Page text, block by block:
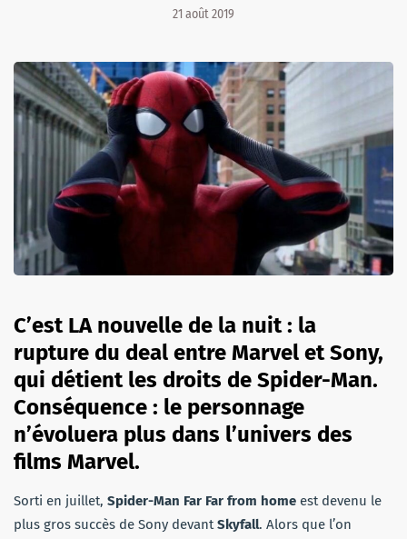
21 août 2019
C’est LA nouvelle de la nuit : la
rupture du deal entre Marvel et Sony,
qui détient les droits de Spider-Man.
Conséquence : le personnage
n’évoluera plus dans l’univers des
films Marvel.
Sorti en juillet, Spider-Man Far Far from home est devenu le
plus gros succès de Sony devantSkyfall. Alors que l’on